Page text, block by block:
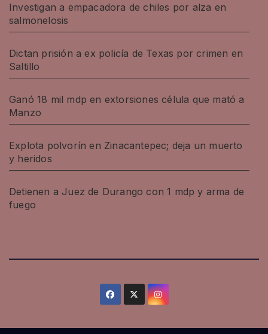
Investigan a empacadora de chiles por alza en
salmonelosis
Dictan prisión a ex policía de Texas por crimen en
Saltillo
Ganó 18 mil mdp en extorsiones célula que mató a
Manzo
Explota polvorín en Zinacantepec; deja un muerto
y heridos
Detienen a Juez de Durango con 1 mdp y arma de
fuego